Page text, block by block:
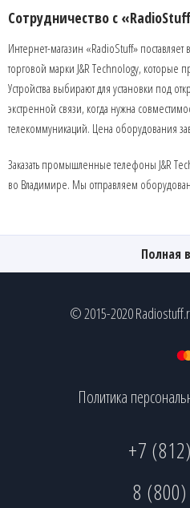
Сотрудничество с
Интернет-магазин «RadioStuff»
торговой марки J&R Technology, которые
Устройства выбирают для установки под
экстренной связи, когда нужна
телекоммуникаций. Цена оборудования
Заказать промышленные телефоны J&R
во Владимире. Мы отправляем
Полная
© 2015-2020
Политика
+7
8